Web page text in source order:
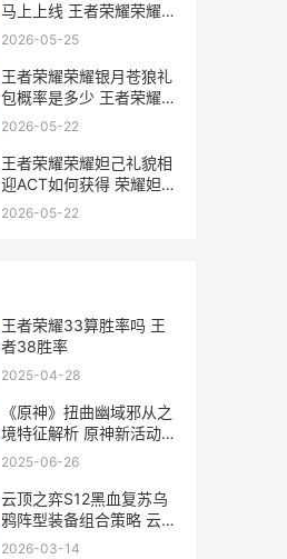
马上上线 王者荣耀荣耀典
藏皮肤排名
2026-05-25
王者荣耀荣耀银月苍狼礼
包概率是多少 王者荣耀银
子
2026-05-22
王者荣耀荣耀妲己礼貌相
迎ACT如何获得 荣耀妲己
图片
2026-05-22
王者荣耀33算胜率吗 王
者38胜率
2025-04-28
《原神》扭曲幽域邪从之
境特征解析 原神新活动扭
曲幽域
2025-06-26
云顶之弈S12黑血复苏乌
鸦阵型装备组合策略 云顶
黑吸血
2026-03-14